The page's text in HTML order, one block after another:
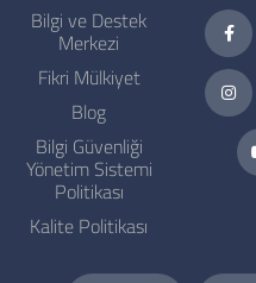
Bilgi ve Destek
Merkezi
Fikri Mülkiyet
Blog
Bilgi Güvenliği
Yönetim Sistemi
Politikası
Kalite Politikası